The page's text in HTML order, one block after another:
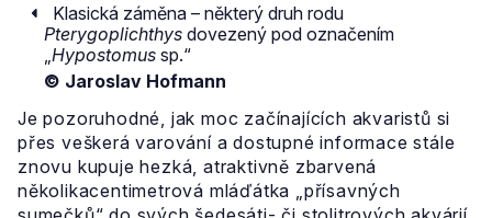
Klasická záměna – některý druh rodu
Pterygoplichthys dovezený pod označením
Hypostomus sp.“
© Jaroslav Hofmann
Je pozoruhodné, jak moc začínajících akvaristů si
přes veškerá varování a dostupné informace stále
znovu kupuje hezká, atraktivně zbarvená
několikacentimetrová mláďátka „přísavných